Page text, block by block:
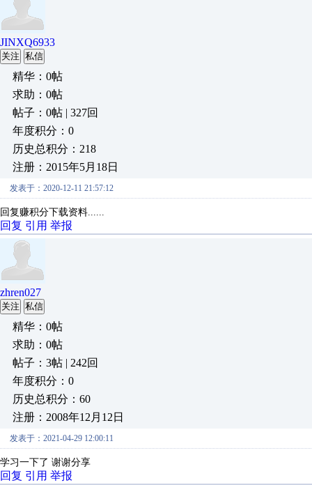
JINXQ6933
关注 私信
精华：0帖
求助：0帖
帖子：0帖 | 327回
年度积分：0
历史总积分：218
注册：2015年5月18日
发表于：2020-12-11 21:57:12
回复赚积分下载资料......
回复 引用 举报
zhren027
关注 私信
精华：0帖
求助：0帖
帖子：3帖 | 242回
年度积分：0
历史总积分：60
注册：2008年12月12日
发表于：2021-04-29 12:00:11
学习一下了 谢谢分享
回复 引用 举报